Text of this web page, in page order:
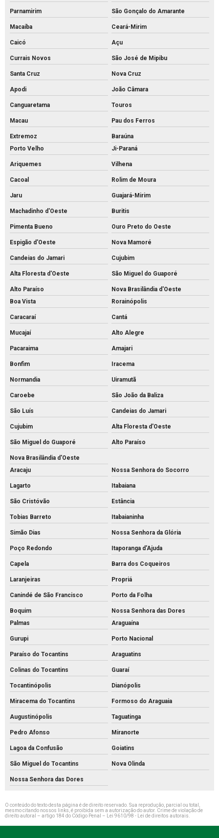
Parnamirim São Gonçalo do Amarante
Macaíba Ceará-Mirim
Caicó Açu
Currais Novos São José de Mipibu
Santa Cruz Nova Cruz
Apodi João Câmara
Canguaretama Touros
Macau Pau dos Ferros
Extremoz
Baraúna
Porto Velho
Ji-Paraná
Ariquemes Vilhena
Cacoal Rolim de Moura
Jaru Guajará-Mirim
Machadinho d'Oeste Buritis
Pimenta Bueno Ouro Preto do Oeste
Espigão d'Oeste Nova Mamoré
Candeias do Jamari Cujubim
Alta Floresta d'Oeste São Miguel do Guaporé
Alto Paraíso
Nova Brasilândia d'Oeste
Boa Vista
Rorainópolis
Caracaraí Cantá
Mucajaí Alto Alegre
Pacaraima Amajari
Bonfim Iracema
Normandia Uiramutã
Caroebe São João da Baliza
São Luís Candeias do Jamari
Cujubim Alta Floresta d'Oeste
São Miguel do Guaporé Alto Paraíso
Nova Brasilândia d'Oeste
Aracaju
Nossa Senhora do Socorro
Lagarto Itabaiana
São Cristóvão Estância
Tobias Barreto Itabaianinha
Simão Dias Nossa Senhora da Glória
Poço Redondo Itaporanga d'Ajuda
Capela Barra dos Coqueiros
Laranjeiras Propriá
Canindé de São Francisco Porto da Folha
Boquim
Nossa Senhora das Dores
Palmas
Araguaína
Gurupi Porto Nacional
Paraíso do Tocantins Araguatins
Colinas do Tocantins Guaraí
Tocantinópolis Dianópolis
Miracema do Tocantins Formoso do Araguaia
Augustinópolis Taguatinga
Pedro Afonso Miranorte
Lagoa da Confusão Goiatins
São Miguel do Tocantins Nova Olinda
Nossa Senhora das Dores
O conteúdo do texto desta página é de direito reservado. Sua reprodução, parcial ou total,
mesmo citando nossos links, é proibida sem a autorização do autor. Crime de violação de
direito autoral – artigo 184 do Código Penal – Lei 9610/98 - Lei de direitos autorais.